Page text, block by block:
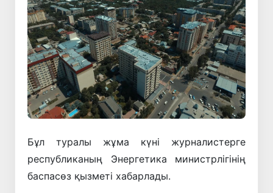
Бұл туралы жұма күні журналистерге
республиканың Энергетика министрлігінің
баспасөз қызметі хабарлады.